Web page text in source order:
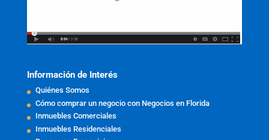
Información de Interés
Quiénes Somos
Cómo comprar un negocio con Negocios en Florida
Inmuebles Comerciales
Inmuebles Residenciales